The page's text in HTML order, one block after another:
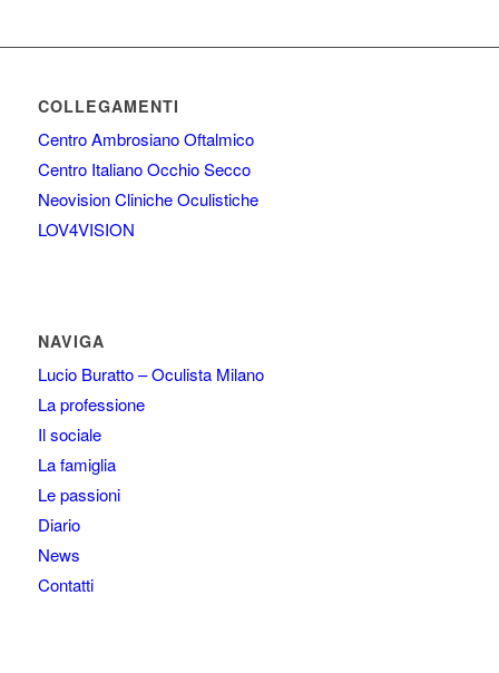
COLLEGAMENTI
Centro Ambrosiano Oftalmico
Centro Italiano Occhio Secco
Neovision Cliniche Oculistiche
LOV4VISION
NAVIGA
Lucio Buratto – Oculista Milano
La professione
Il sociale
La famiglia
Le passioni
Diario
News
Contatti